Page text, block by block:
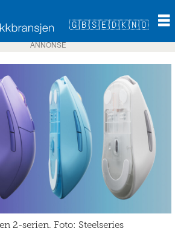
🇬🇧🇸🇪🇩🇰🇳🇴
ANNONSE
2-serien. Foto: Steelseries